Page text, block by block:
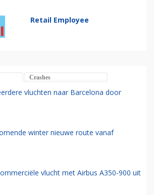
Retail Employee
Crashes
vluchten naar Barcelona door
winter nieuwe route vanaf
vlucht met Airbus A350-900 uit